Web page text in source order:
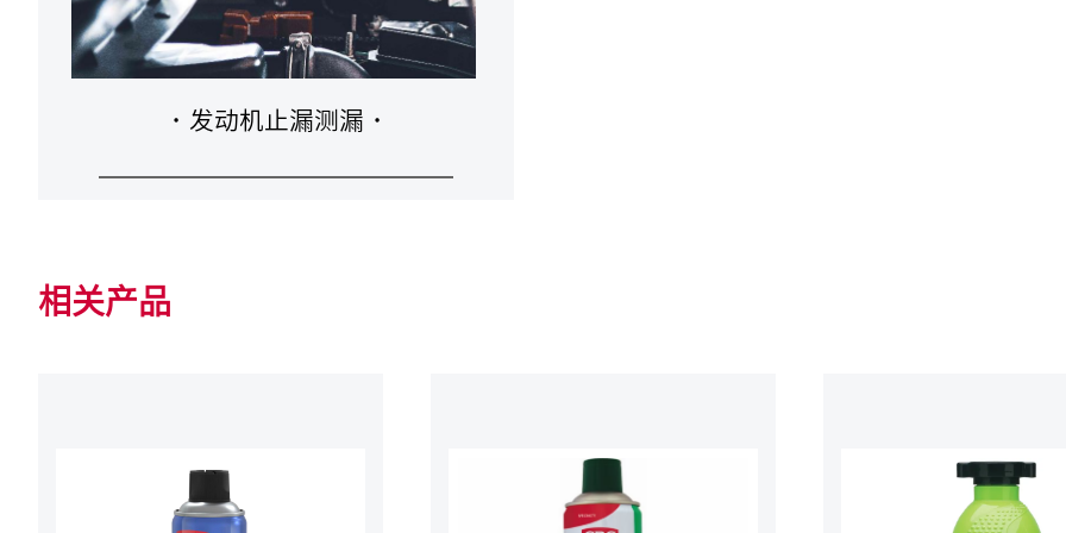
· 发动机止漏测漏 ·
相关产品